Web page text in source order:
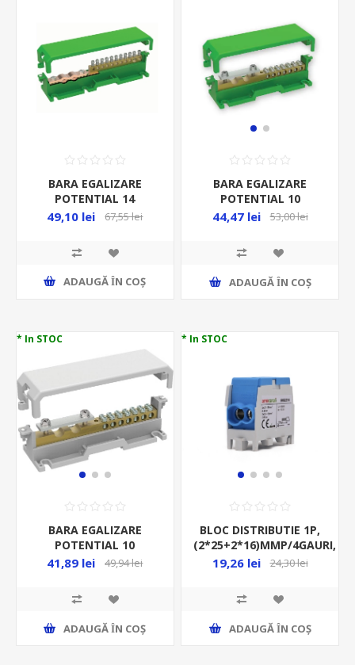
BARA EGALIZARE
POTENTIAL 14
CONEXIUNI, 192MM,
49,10 lei 67,55 lei
ADAUGĂ ȊN COŞ
BARA EGALIZARE
POTENTIAL 10
CONEXIUNI, 155MM,
44,47 lei 53,00 lei
ADAUGĂ ȊN COŞ
* In STOC
BARA EGALIZARE
POTENTIAL 10
CONEXIUNI, 155MM, GRI
41,89 lei 49,94 lei
ADAUGĂ ȊN COŞ
* In STOC
BLOC DISTRIBUTIE 1P,
(2*25+2*16)MMP/4GAURI,
CU-AL, 100A,
19,26 lei 24,30 lei
ADAUGĂ ȊN COŞ